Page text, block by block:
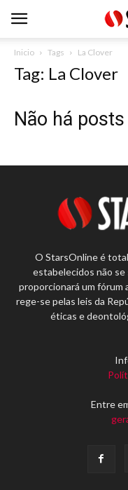
Inicio Tags La Clover
Tag: La Clover
Não há
O StarsOnline é
estabelecidos não
proporcionará um fórum
rege-se pelas leis da
éticas e
Entre